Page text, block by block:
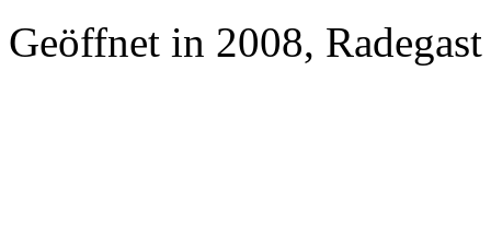
Geöffnet in 2008,